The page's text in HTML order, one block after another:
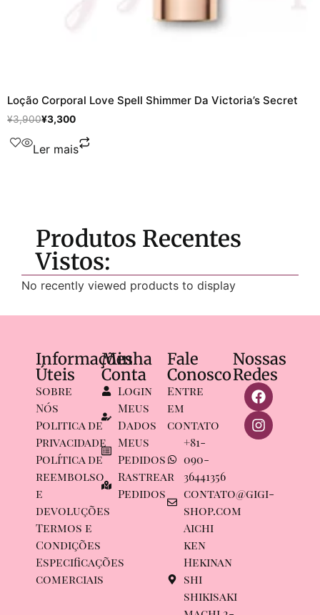
Loção Corporal Love Spell Shimmer Da Victoria’s Secret
¥3,900¥3,300
Ler mais
Produtos Recentes
Vistos:
No recently viewed products to display
Informações
Úteis
Sobre
Nós
Politica de
Privacidade
Política de
reembolso
e
devoluções
Termos e
Condições
Especificações
comerciais
Minha
Conta
Login
Meus
Dados
Meus
Pedidos
Rastrear
Pedidos
Fale
Conosco
Entre
em
contato
+81-
090-
36441356
contato@gigi-
shop.com
Aichi
ken
Hekinan
shi
shikisaki
Nossas
Redes